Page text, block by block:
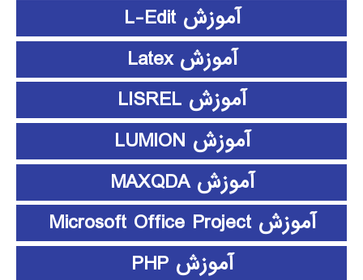
آموزش L-Edit
آموزش Latex
آموزش LISREL
آموزش LUMION
آموزش MAXQDA
آموزش Microsoft Office Project
آموزش PHP